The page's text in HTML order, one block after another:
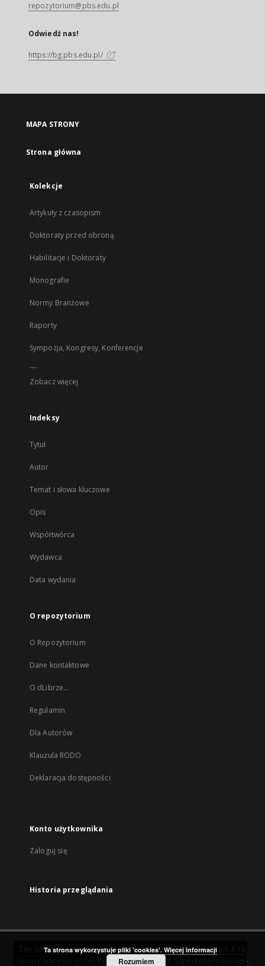
repozytorium@pbs.edu.pl
Odwiedź nas!
https://bg.pbs.edu.pl/
MAPA STRONY
Strona główna
Kolekcje
Artykuły z czasopism
Doktoraty przed obroną
Habilitacje i Doktoraty
Monografie
Normy Branżowe
Raporty
Sympozja, Kongresy, Konferencje
...
Zobacz więcej
Indeksy
Tytuł
Autor
Temat i słowa kluczowe
Opis
Współtwórca
Wydawca
Data wydania
O repozytorium
O Repozytorium
Dane kontaktowe
O dLibrze...
Regulamin
Dla Autorów
Klauzula RODO
Deklaracja dostępności
Konto użytkownika
Zaloguj się
Historia przeglądania
Ten serwis działa dzięki oprogramowaniuDInGO dLibra 6.3.15
Poznańskie Centrum Superkomputerowo-
Ta strona wykorzystuje pliki 'cookies'. Więcej informacji
Rozumiem